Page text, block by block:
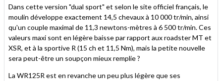
Dans cette version "dual sport" et selon le site officiel français, le
moulin développe exactement 14,5 chevaux à 10 000 tr/min, ainsi
qu'un couple maximal de 11,3 newtons-mètres à 6 500 tr/min. Ces
valeurs maxi sont en légère baisse par rapport aux roadster MT et
XSR, et à la sportive R (15 ch et 11,5 Nm), mais la petite nouvelle
sera peut-être un soupçon mieux remplie ?
La WR125R est en revanche un peu plus légère que ses